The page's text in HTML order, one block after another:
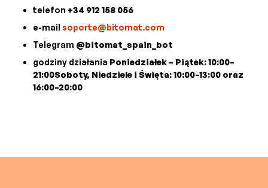
telefon +34 912 158 056
e-mail soporte@bitomat.com
Telegram @bitomat_spain_bot
godziny działania Poniedziałek – Piątek: 10:00–
21:00Soboty, Niedziele i Święta: 10:00–13:00 oraz
16:00–20:00